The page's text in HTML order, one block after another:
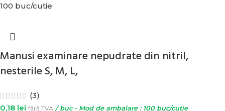
100 buc/cutie
Manusi examinare nepudrate din nitril,
nesterile S, M, L,
(3)
0,18 lei fără TVA / buc - Mod de ambalare : 100 buc/cutie